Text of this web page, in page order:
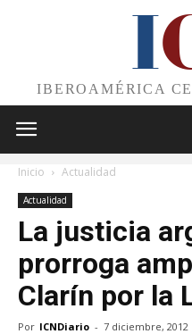
I
IBEROAMÉRICA
Inicio Actualidad
Actualidad
La justicia
prorroga
Clarín por la
Por ICNDiario - 7 diciembre, 2012